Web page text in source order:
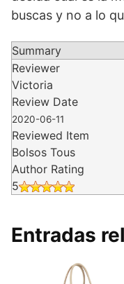
buscas y no a lo
Summary
Reviewer
Victoria
Review Date
2020-06-11
Reviewed Item
Bolsos Tous
Author Rating
5
Entradas